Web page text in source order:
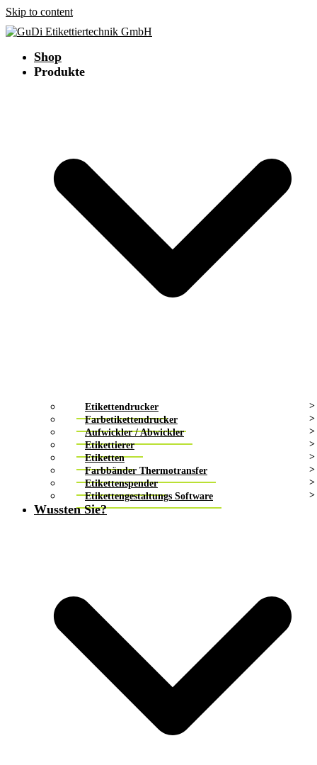
Skip to content
Shop
Produkte
Etikettendrucker
Farbetikettendrucker
Aufwickler / Abwickler
Etikettierer
Etiketten
Farbbänder Thermotransfer
Etikettenspender
Etikettengestaltungs Software
Wussten Sie?